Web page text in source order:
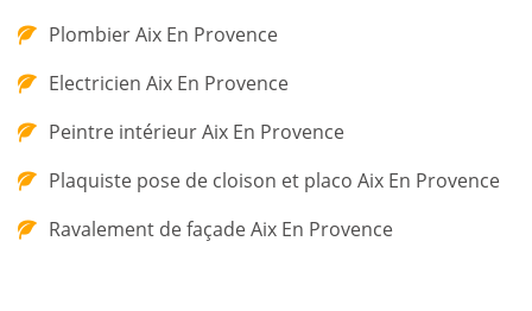
Plombier Aix En Provence
Electricien Aix En Provence
Peintre intérieur Aix En Provence
Plaquiste pose de cloison et placo Aix En Provence
Ravalement de façade Aix En Provence